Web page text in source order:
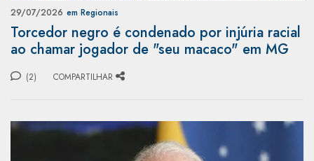
29/07/2026 em Regionais
Torcedor negro é condenado por injúria racial
ao chamar jogador de "seu macaco" em MG
(2) COMPARTILHAR